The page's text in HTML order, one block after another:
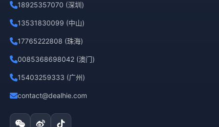
18925357070 (深圳)
13531830099 (中山)
17765222808 (珠海)
0085368698042 (澳门)
15403259333 (广州)
contact@dealhie.com